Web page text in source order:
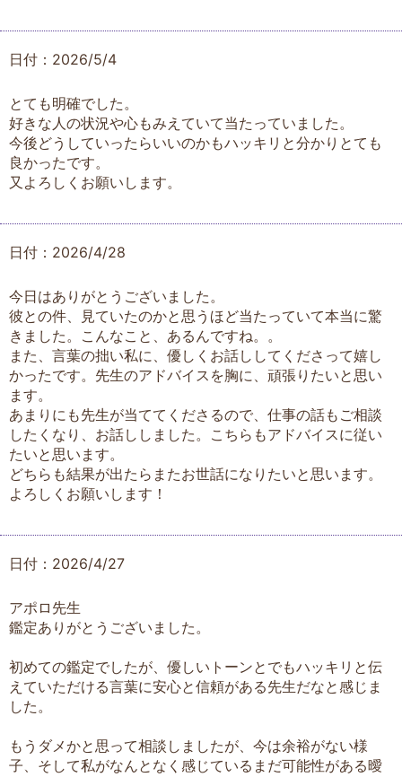
日付：2026/5/4
とても明確でした。
好きな人の状況や心もみえていて当たっていました。
今後どうしていったらいいのかもハッキリと分かりとても
良かったです。
又よろしくお願いします。
日付：2026/4/28
今日はありがとうございました。
彼との件、見ていたのかと思うほど当たっていて本当に驚
きました。こんなこと、あるんですね。。
また、言葉の拙い私に、優しくお話ししてくださって嬉し
かったです。先生のアドバイスを胸に、頑張りたいと思い
ます。
あまりにも先生が当ててくださるので、仕事の話もご相談
したくなり、お話ししました。こちらもアドバイスに従い
たいと思います。
どちらも結果が出たらまたお世話になりたいと思います。
よろしくお願いします！
日付：2026/4/27
アポロ先生
鑑定ありがとうございました。
初めての鑑定でしたが、優しいトーンとでもハッキリと伝
えていただける言葉に安心と信頼がある先生だなと感じま
した。
もうダメかと思って相談しましたが、今は余裕がない様
子、そして私がなんとなく感じているまだ可能性がある曖